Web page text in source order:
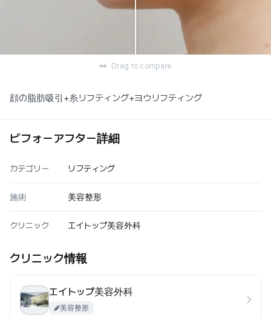
Drag to compare
顔の脂肪吸引+糸リフティング+ヨウリフティング
ビフォーアフター詳細
カテゴリー リフティング
施術 美容整形
クリニック エイトップ美容外科
クリニック情報
エイトップ美容外科
美容整形